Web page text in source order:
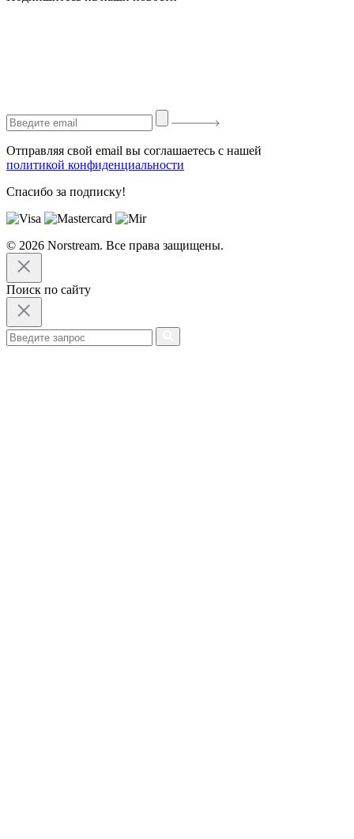
Отправляя свой email вы соглашаетесь с нашей
политикой конфиденциальности
Спасибо за подписку!
© 2026 Norstream. Все права защищены.
Поиск по сайту